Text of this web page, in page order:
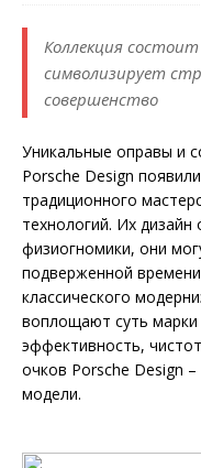
Коллекция
символизирует
совершенство
Уникальные оправы и
Porsche Design
традиционного
технологий. Их
физиогномики, они
подверженной
классического
воплощают суть марки
эффективность,
очков Porsche Design
модели.